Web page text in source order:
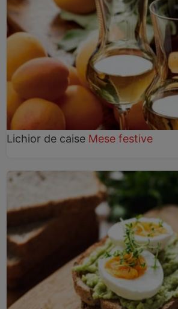
Lichior de caise Mese festive